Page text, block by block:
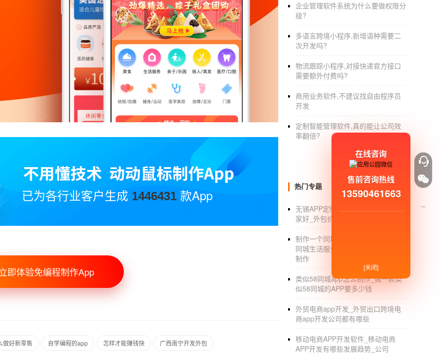
轻松创业。如果有人在店里买东西，我可以
销模式可以把东西卖给朋友。这样，我也可
城，电商，分销、定制的APP软件也促进了
销，迅速扩大销售规模的营销工具。公司开发
为什么很多商家都在定制开发分销商
城，也开始了自己的APP软件开发，但是传统
于一些传统的小商城，来说，真的没有必要
处。然而，如果你已经确定你需要传统的商
致了解了传统商城APP软件开发，的功能需
能已经在开发，完成了，但是实际上，传统
APP软件，这样你的APP软件才能更好的运
城是传统应用的看法。开发宣传电商
已为各行业客户生成 1446431 款App
即体验免编程制作App
做好新零售 自学编程的app 怎样才能赚钱快 广西南宁开发外包
企业管理软件系统为什么要做权限分
级?
多语言跨境小程序,新增语种需要二
次开发吗?
物流跟踪小程序,对接快递官方接口
需要额外付费吗?
商用业务软件,不建议找自由程序员
开发
定制智能管理软件,真的能让公司效
率翻倍?
热门专题
无锡APP定制_无锡APP定制公司哪
家好_外包价格_公司排名
制作一个同城app多少钱_制作一个
同城生活服务app软件多少钱_开发
制作
类似58同城app怎么制作_做一款类
似58同城的APP要多少钱
外贸电商app开发_外贸出口跨境电
商app开发公司都有哪些
移动电商APP开发软件_移动电商
APP开发有哪些发展趋势_公司
在线咨询
售前咨询热线
13590461663
[关闭]